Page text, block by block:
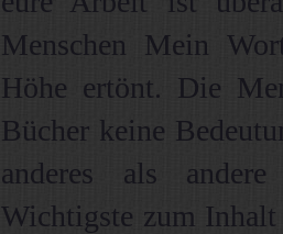
Menschen Mein
Höhe ertönt. Die
Bücher keine
anderes als
Wichtigste zum